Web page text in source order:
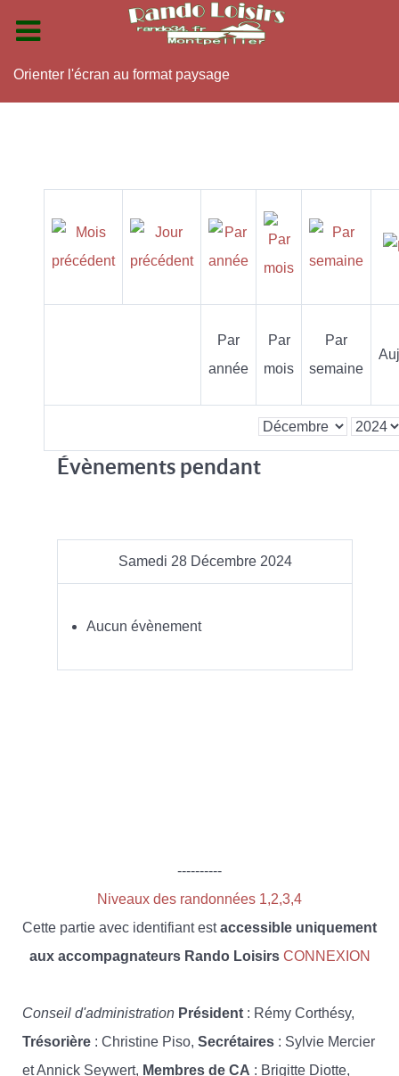
Orienter l'écran au format paysage
Par
année
Par
mois
Par
semaine
Évènements pendant
Samedi 28 Décembre 2024
Aucun évènement
----------
Niveaux des randonnées 1,2,3,4
Cette partie avec identifiant estaccessible uniquement
aux accompagnateurs Rando Loisirs CONNEXION
Conseil d'administration Président : Rémy Corthésy,
Trésorière : Christine Piso, Secrétaires : Sylvie Mercier
et Annick Seywert, Membres de CA : Brigitte Diotte,